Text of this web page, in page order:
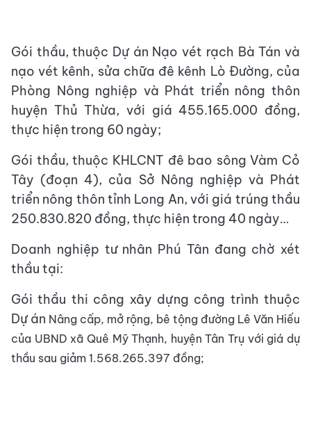
Gói thầu, thuộc Dự án Nạo vét rạch Bà Tán và
nạo vét kênh, sửa chữa đê kênh Lò Đường, của
Phòng Nông nghiệp và Phát triển nông thôn
huyện Thủ Thừa, với giá 455.165.000 đồng,
thực hiện trong 60 ngày;
Gói thầu, thuộc KHLCNT đê bao sông Vàm Cỏ
Tây (đoạn 4), của Sở Nông nghiệp và Phát
triển nông thôn tỉnh Long An, với giá trúng thầu
250.830.820 đồng, thực hiện trong 40 ngày…
Doanh nghiệp tư nhân Phú Tân đang chờ xét
thầu tại:
Gói thầu thi công xây dựng công trình thuộc
Dự án Nâng cấp, mở rộng, bê tộng đường Lê Văn Hiếu
của UBND xã Quê Mỹ Thạnh, huyện Tân Trụ với giá dự
thầu sau giảm 1.568.265.397 đồng;